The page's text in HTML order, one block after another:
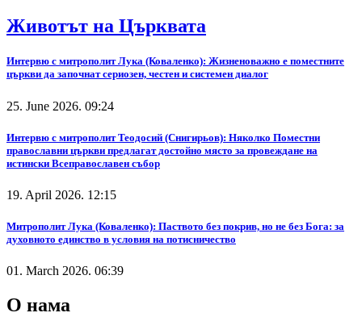
Животът на Църквата
Интервю с митрополит Лука (Коваленко): Жизненоважно е поместните
църкви да започнат сериозен, честен и системен диалог
25. June 2026. 09:24
Интервю с митрополит Теодосий (Снигирьов): Няколко Поместни
православни църкви предлагат достойно място за провеждане на
истински Всеправославен събор
19. April 2026. 12:15
Митрополит Лука (Коваленко): Паството без покрив, но не без Бога: за
духовното единство в условия на потисничество
01. March 2026. 06:39
О нама